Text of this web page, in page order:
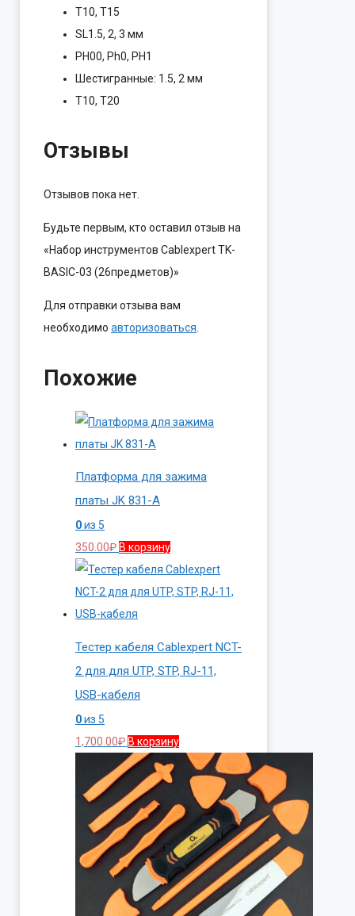
T10, T15
SL1.5, 2, 3 мм
PH00, Ph0, PH1
Шестигранные: 1.5, 2 мм
T10, T20
Отзывы
Отзывов пока нет.
Будьте первым, кто оставил отзыв на
«Набор инструментов Cablexpert TK-
BASIC-03 (26предметов)»
Для отправки отзыва вам
необходимо авторизоваться.
Похожие
Платформа для зажима
платы JK 831-A
0из 5
350.00₽ В корзину
Тестер кабеля Cablexpert NCT-
2 для для UTP, STP, RJ-11,
USB-кабеля
0из 5
1,700.00₽ В корзину